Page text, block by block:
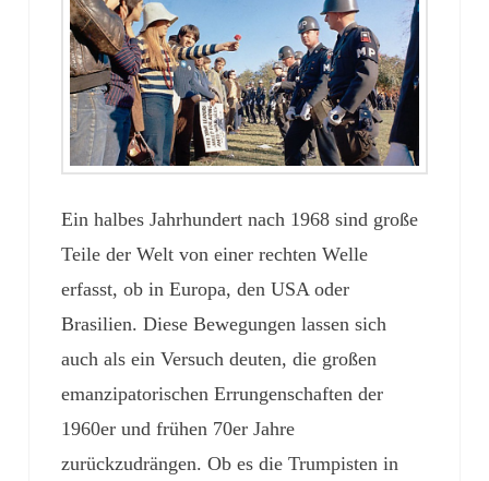
Ein halbes Jahrhundert nach 1968 sind große
Teile der Welt von einer rechten Welle
erfasst, ob in Europa, den USA oder
Brasilien. Diese Bewegungen lassen sich
auch als ein Versuch deuten, die großen
emanzipatorischen Errungenschaften der
1960er und frühen 70er Jahre
zurückzudrängen. Ob es die Trumpisten in